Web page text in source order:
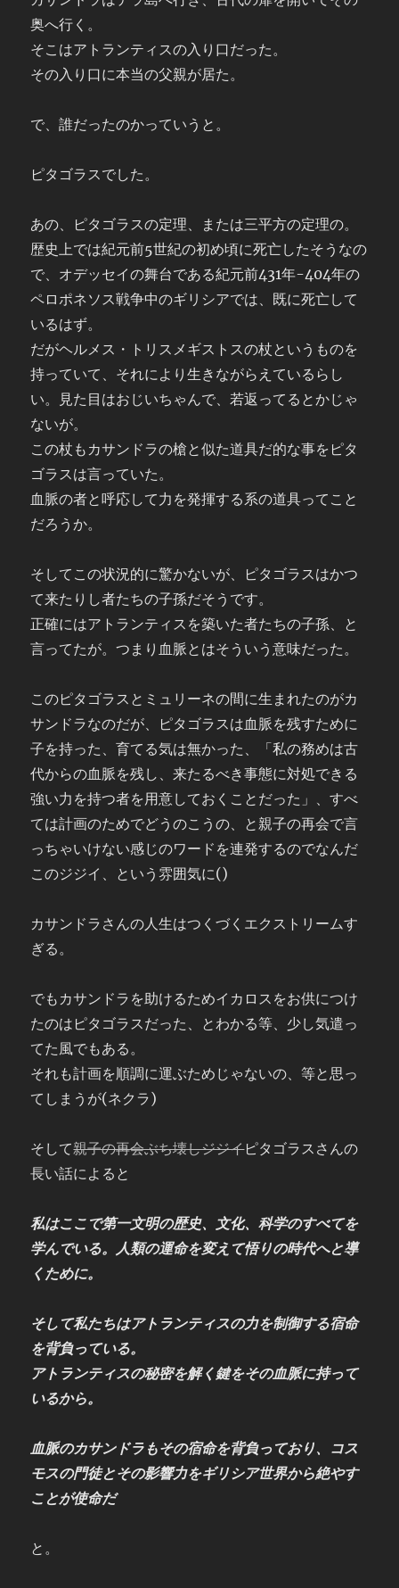
奥へ行く。
そこはアトランティスの入り口だった。
その入り口に本当の父親が居た。
で、誰だったのかっていうと。
ピタゴラスでした。
あの、ピタゴラスの定理、または三平方の定理の。
歴史上では紀元前5世紀の初め頃に死亡したそうなの
で、オデッセイの舞台である紀元前431年-404年の
ペロポネソス戦争中のギリシアでは、既に死亡して
いるはず。
だがヘルメス・トリスメギストスの杖というものを
持っていて、それにより生きながらえているらし
い。見た目はおじいちゃんで、若返ってるとかじゃ
ないが。
この杖もカサンドラの槍と似た道具だ的な事をピタ
ゴラスは言っていた。
血脈の者と呼応して力を発揮する系の道具ってこと
だろうか。
そしてこの状況的に驚かないが、ピタゴラスはかつ
て来たりし者たちの子孫だそうです。
正確にはアトランティスを築いた者たちの子孫、と
言ってたが。つまり血脈とはそういう意味だった。
このピタゴラスとミュリーネの間に生まれたのがカ
サンドラなのだが、ピタゴラスは血脈を残すために
子を持った、育てる気は無かった、「私の務めは古
代からの血脈を残し、来たるべき事態に対処できる
強い力を持つ者を用意しておくことだった」、すべ
ては計画のためでどうのこうの、と親子の再会で言
っちゃいけない感じのワードを連発するのでなんだ
このジジイ、という雰囲気に()
カサンドラさんの人生はつくづくエクストリームす
ぎる。
でもカサンドラを助けるためイカロスをお供につけ
たのはピタゴラスだった、とわかる等、少し気遣っ
てた風でもある。
それも計画を順調に運ぶためじゃないの、等と思っ
てしまうが(ネクラ)
そして親子の再会ぶち壊しジジイピタゴラスさんの
長い話によると
私はここで第一文明の歴史、文化、科学のすべてを
学んでいる。人類の運命を変えて悟りの時代へと導
くために。
そして私たちはアトランティスの力を制御する宿命
を背負っている。
アトランティスの秘密を解く鍵をその血脈に持って
いるから。
血脈のカサンドラもその宿命を背負っており、コス
モスの門徒とその影響力をギリシア世界から絶やす
ことが使命だ
と。